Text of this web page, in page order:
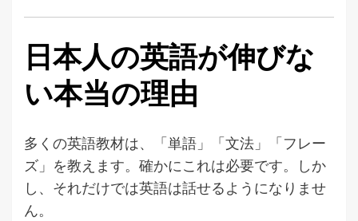
日本人の英語が伸びな
い本当の理由
多くの英語教材は、「単語」「文法」「フレー
ズ」を教えます。確かにこれは必要です。しか
し、それだけでは英語は話せるようになりませ
ん。